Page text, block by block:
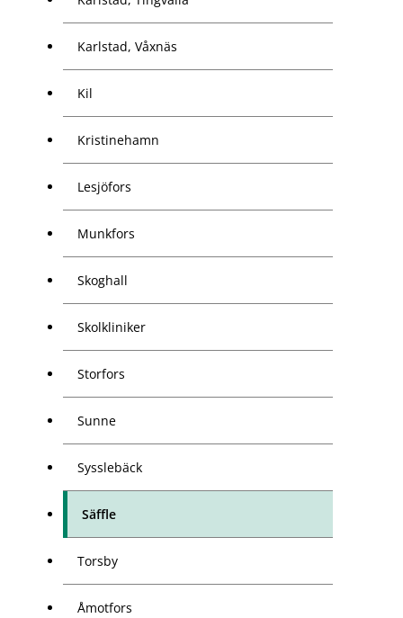
Karlstad, Våxnäs
Kil
Kristinehamn
Lesjöfors
Munkfors
Skoghall
Skolkliniker
Storfors
Sunne
Sysslebäck
Säffle
Torsby
Åmotfors